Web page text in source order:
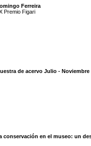
Ferreira
Premio Figari
de acervo Julio - Noviembre
conservación en el museo: un